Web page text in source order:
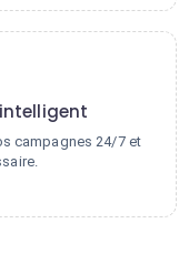
campagnes 24/7 et